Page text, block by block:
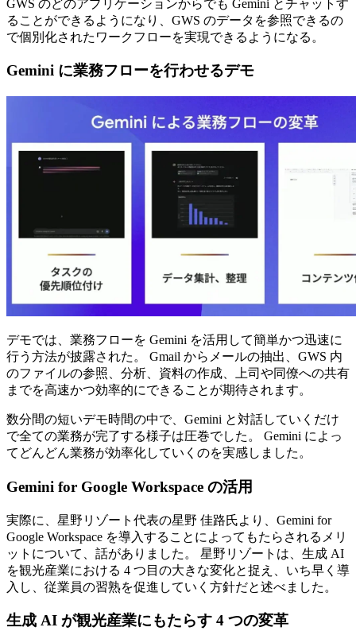
GWS のどのアプリケーションからでも Gemini とチャットす
ることができるようになり、GWS のデータを参照できるの
で個別化されたワークフローを実現できるようになる。
Gemini に業務フローを行わせるデモ
デモでは、業務フローを Gemini を活用して簡単かつ迅速に
行う方法が披露された。 Gmail からメールの抽出、GWS 内
のファイルの参照、分析、資料の作成、上司や同僚への共有
までを高速かつ効率的にできることが期待されます。
数分間の短いデモ時間の中で、Gemini と対話していくだけ
で全ての業務が完了する様子は圧巻でした。 Gemini によっ
てどんどん業務が効率化していくのを実感しました。
Gemini for Google Workspace の活用
実際に、星野リゾート代表の星野 佳路氏より、Gemini for
Google Workspace を導入することによってもたらされるメリ
ットについて、話がありました。 星野リゾートは、生成 AI
を観光産業における 4 つ目の大きな変化と捉え、いち早く導
入し、従業員の習熟を促進していく方針だと述べました。
生成 AI が観光産業にもたらす 4 つの変革